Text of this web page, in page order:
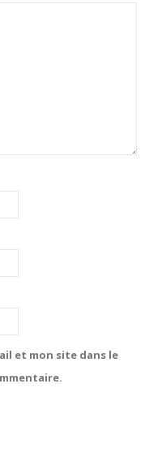
et mon site dans le